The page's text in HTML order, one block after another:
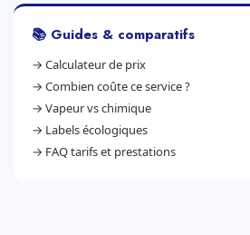
📚 Guides & comparatifs
→ Calculateur de prix
→ Combien coûte ce service ?
→ Vapeur vs chimique
→ Labels écologiques
→ FAQ tarifs et prestations